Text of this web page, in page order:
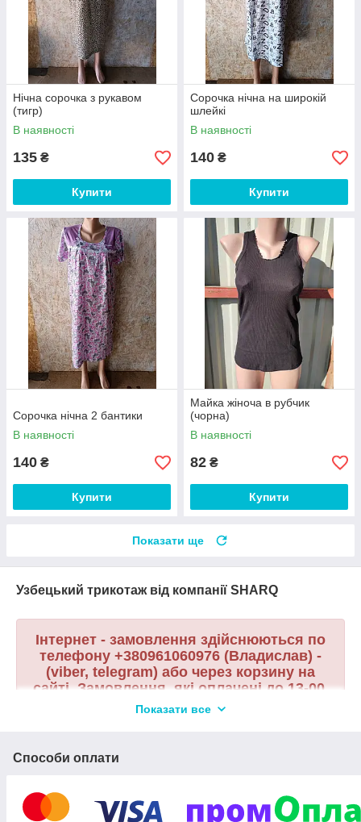
Нічна сорочка з рукавом
(тигр)
В наявності
135 ₴
Купити
Сорочка нічна на широкій
шлейкі
В наявності
140 ₴
Купити
Сорочка нічна 2 бантики
В наявності
140 ₴
Купити
Майка жіноча в рубчик
(чорна)
В наявності
82 ₴
Купити
Показати ще
Узбецький трикотаж від компанії SHARQ
Інтернет - замовлення здійснюються по
телефону +380961060976 (Владислав) -
(viber, telegram) або через корзину на
сайті. Замовлення, які оплачені до 13-00,
відправляються в день оплати. Карти
Показати все
Способи оплати